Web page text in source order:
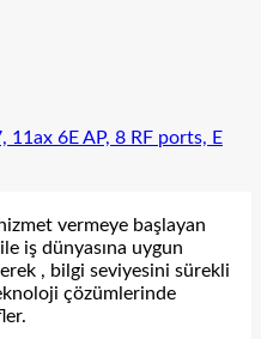
6E AP, 8 RF ports, E
vermeye başlayan
iş dünyasına uygun
, bilgi seviyesini sürekli
çözümlerinde